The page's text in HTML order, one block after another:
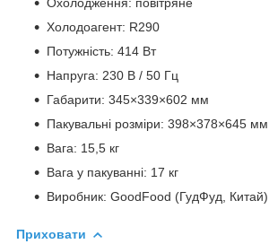
Холодоагент: R290
Потужність: 414 Вт
Напруга: 230 В / 50 Гц
Габарити: 345×339×602 мм
Пакувальні розміри: 398×378×645 мм
Вага: 15,5 кг
Вага у пакуванні: 17 кг
Виробник: GoodFood (ГудФуд, Китай)
Приховати